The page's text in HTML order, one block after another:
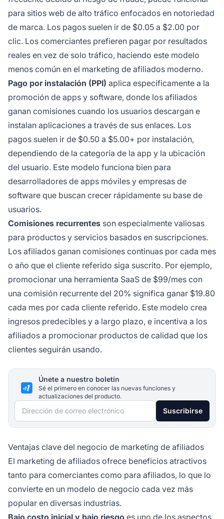
para sitios web de alto tráfico enfocados en notoriedad
de marca. Los pagos suelen ir de $0.05 a $2.00 por
clic. Los comerciantes prefieren pagar por resultados
reales en vez de solo tráfico, haciendo este modelo
menos común en el marketing de afiliados moderno.
Pago por instalación (PPI) aplica específicamente a la
promoción de apps y software, donde los afiliados
ganan comisiones cuando los usuarios descargan e
instalan aplicaciones a través de sus enlaces. Los
pagos suelen ir de $0.50 a $5.00+ por instalación,
dependiendo de la categoría de la app y la ubicación
del usuario. Este modelo funciona bien para
desarrolladores de apps móviles y empresas de
software que buscan crecer rápidamente su base de
usuarios.
Comisiones recurrentes son especialmente valiosas
para productos y servicios basados en suscripciones.
Los afiliados ganan comisiones continuas por cada mes
o año que el cliente referido siga suscrito. Por ejemplo,
promocionar una herramienta SaaS de $99/mes con
una comisión recurrente del 20% significa ganar $19.80
cada mes por cada cliente referido. Este modelo crea
ingresos predecibles y a largo plazo, e incentiva a los
afiliados a promocionar productos de calidad que los
clientes seguirán usando.
Únete a nuestro boletín
Sé el primero en conocer las nuevas funciones y
actualizaciones del producto.
Dirección de correo electrónico Suscribirse
Ventajas clave del negocio de marketing de afiliados
El marketing de afiliados ofrece beneficios atractivos
tanto para comerciantes como para afiliados, lo que lo
convierte en un modelo de negocio cada vez más
popular en diversas industrias.